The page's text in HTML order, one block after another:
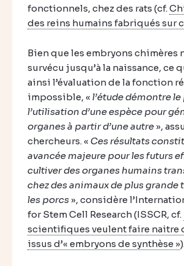
fonctionnels, chez des rats (cf.
des reins humains fabriqués sur
Bien que les embryons chimères
survécu jusqu’à la naissance, ce
ainsi l’évaluation de la fonction
impossible, « l’étude démontre
l’utilisation d’une espèce pour
organes à partir d’une autre »,
chercheurs. « Ces résultats
avancée majeure pour les futurs
cultiver des organes humains
chez des animaux de plus grande
les porcs », considère
for Stem Cell Research (ISSCR, cf.
scientifiques veulent faire naitre
issus d’« embryons de synthèse »).